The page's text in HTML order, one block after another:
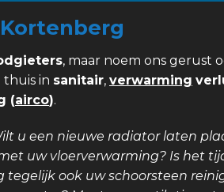
, maar noem ons gerust
thuis in sanitair, verwarming
(airco).
u een nieuwe radiator laten
uw vloerverwarming? Is het
tegelijk ook uw schoorsteen